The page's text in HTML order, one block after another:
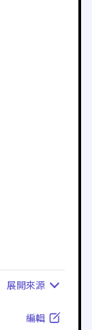
展開來源
編輯